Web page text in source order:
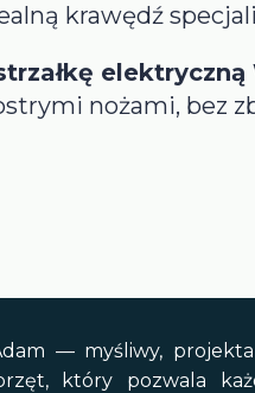
krawędź
nożami, bez
— myśliwy,
który pozwala